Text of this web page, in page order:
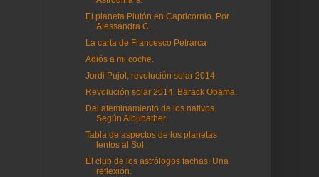
El planeta Plutón en Capricornio. Por
Alessandra C...
La carta de Francesco Petrarca
Adiós a mi coche.
Jordi Pujol, revolución solar 2014.
Revolución solar 2014, Barack Obama.
Del afeminamiento de los nativos.
Según Albubather.
Tabla de aspectos de los planetas
lentos al Sol.
El club de los astrólogos fachas. Una
reflexión.